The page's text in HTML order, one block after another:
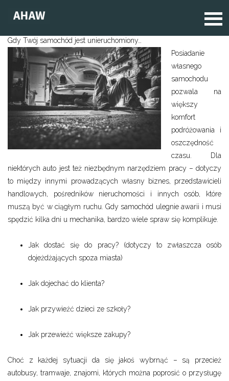
Gdy Twój samochód jest unieruchomiony…
Posiadanie
własnego
samochodu
pozwala na
większy
komfort
podróżowania i
oszczędność
czasu. Dla
niektórych auto jest też niezbędnym narzędziem pracy – dotyczy
to między innymi prowadzących własny biznes, przedstawicieli
handlowych, pośredników nieruchomości i innych osób, które
muszą być w ciągłym ruchu. Gdy samochód ulegnie awarii i musi
spędzić kilka dni u mechanika, bardzo wiele spraw się komplikuje.
Jak dostać się do pracy? (dotyczy to zwłaszcza osób
dojeżdżających spoza miasta)
Jak dojechać do klienta?
Jak przywieźć dzieci ze szkoły?
Jak przewieźć większe zakupy?
Choć z każdej sytuacji da się jakoś wybrnąć – są przecież
autobusy, tramwaje, znajomi, których można poprosić o przysługę